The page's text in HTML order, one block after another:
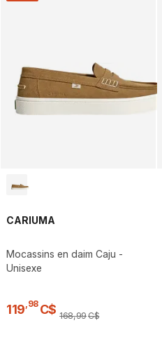
CARIUMA
Mocassins en daim Caju -
Unisexe
119 98 C$ 168,99C$